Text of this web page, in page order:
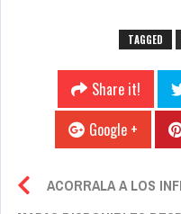
TAGGED
Share it!
Google +
ACORRALA A LOS